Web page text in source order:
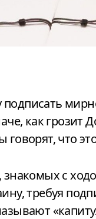
как грозит
что
требуя